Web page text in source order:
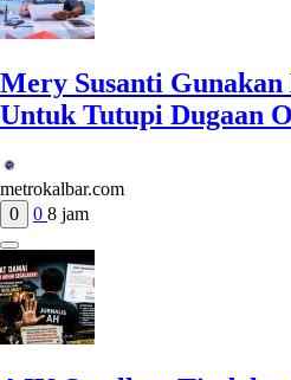
Mery Susanti
Untuk Tutupi Dugaan
metrokalbar.com
0
0 8 jam